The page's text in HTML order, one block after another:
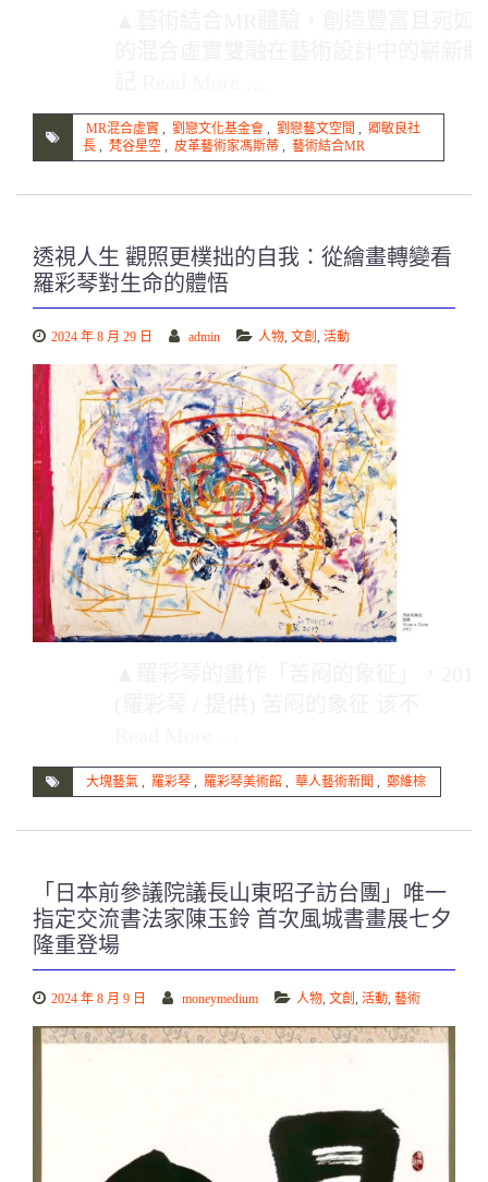
MR混合虛實 , 劉戀文化基金會 , 劉戀藝文空間 , 卿敏良社
長 , 梵谷星空 , 皮革藝術家馮斯蒂 , 藝術結合MR
透視人生 觀照更樸拙的自我：從繪畫轉變看
羅彩琴對生命的體悟
2024 年 8 月 29 日 admin 人物, 文創 , 活動
大塊藝氣 , 羅彩琴 , 羅彩琴美術館 , 華人藝術新聞 , 鄭維棕
「日本前參議院議長山東昭子訪台團」唯一
指定交流書法家陳玉鈴 首次風城書畫展七夕
隆重登場
2024 年 8 月 9 日 moneymedium 人物, 文創 , 活動, 藝術